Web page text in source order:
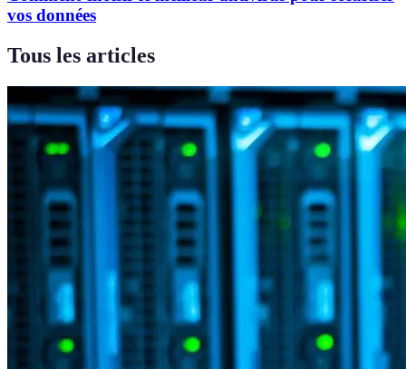
vos données
Tous les articles